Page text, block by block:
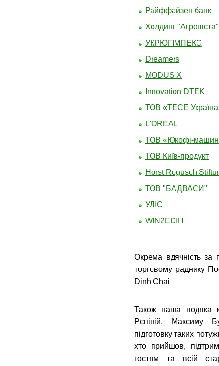
Райффайзен банк
Холдинг "Агровіста"
УКРЮГІМПЕКС
Dreamers
МODUS X
Innovation DTEK
ТОВ «ТЕСЕ
L'OREAL
ТОВ «Юкофі-
ТОВ Київ-продукт
Horst Rogusch
ТОВ "БАДВАСИ"
УЛІС
WIN2EDIH
Окрема вдячність за
торговому раднику
Dinh Chai
Також наша подяка
Рєпіній, Максиму
підготовку таких
хто прийшов,
гостям та всій